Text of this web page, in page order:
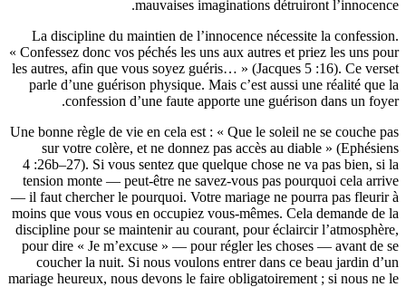
La
«
les autres,
parle
Une bonne
sur
4
tension
— il faut
moins que
discipline
pour dire
mariage